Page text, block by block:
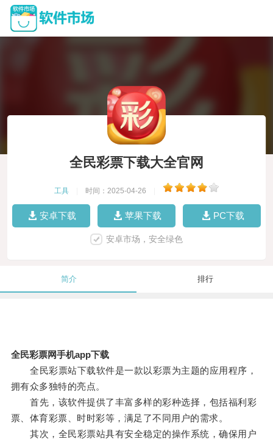
全民彩票下载大全官网
工具 时间：2025-04-26
安卓下载 苹果下载 PC下载
安卓市场，安全绿色
简介 排行
全民彩票网手机app下载
全民彩票站下载软件是一款以彩票为主题的应用程序，
拥有众多独特的亮点。
首先，该软件提供了丰富多样的彩种选择，包括福利彩
票、体育彩票、时时彩等，满足了不同用户的需求。
其次，全民彩票站具有安全稳定的操作系统，确保用户